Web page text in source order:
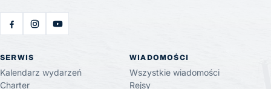
SERWIS
Kalendarz wydarzeń
Charter
WIADOMOŚCI
Wszystkie wiadomości
Rejsy